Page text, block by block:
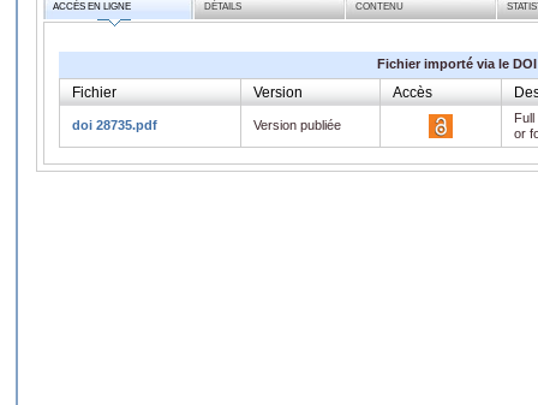
ACCÈS EN LIGNE DÉTAILS CONTENU
Fichier importé via le DOI
Fichier Version Accès
doi 28735.pdf Version publiée
or